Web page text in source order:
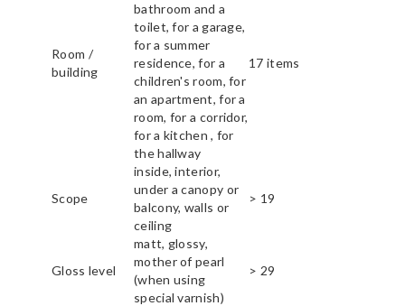
Room /
building
bathroom and a
toilet, for a garage,
for a summer
residence, for a
children's room, for
an apartment, for a
room, for a corridor,
for a kitchen , for
the hallway
17 items
Scope
inside, interior,
under a canopy or
balcony, walls or
ceiling
> 19
Gloss level
matt, glossy,
mother of pearl
(when using
special varnish)
> 29